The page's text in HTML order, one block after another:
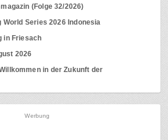
(Folge 32/2026)
World Series 2026 Indonesia
in Friesach
2026
in der Zukunft der
Werbung